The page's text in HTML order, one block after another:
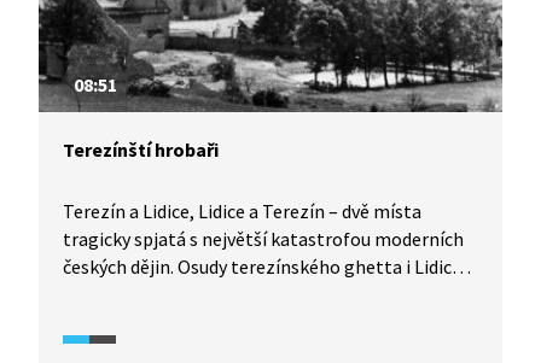
08:51
Terezínští hrobaři
Terezín a Lidice, Lidice a Terezín – dvě místa
tragicky spjatá s největší katastrofou moderních
českých dějin. Osudy terezínského ghetta i Lidic
museli vykopat internovaní z Terezína. Podívejte